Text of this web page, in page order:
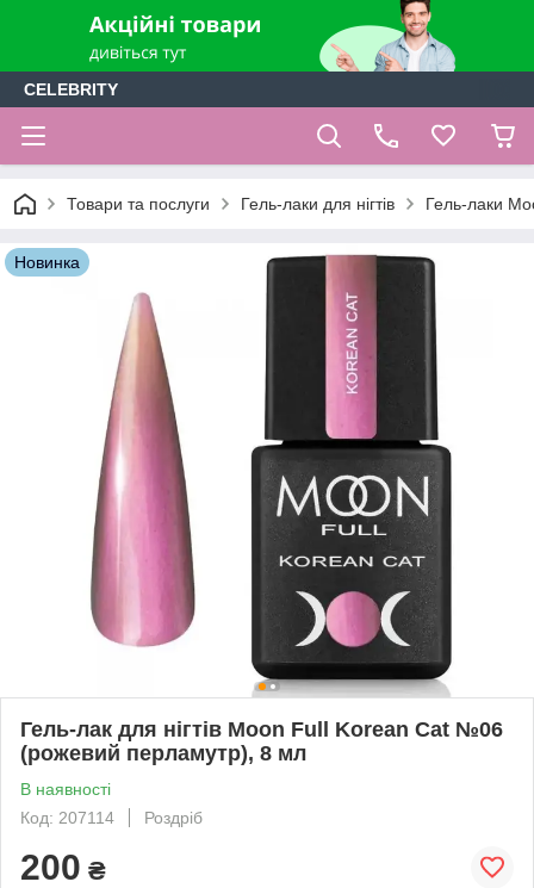
CELEBRITY
Товари та послуги Гель-лаки для нігтів Гель-лаки
Новинка
Гель-лак для нігтів Moon Full Korean Cat №06
(рожевий перламутр), 8 мл
В наявності
Код: 207114
Роздріб
200 ₴